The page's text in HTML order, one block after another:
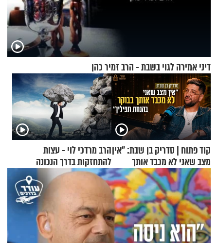
דיני אמירה לגוי בשבת - הרב זמיר כהן
קוד פתוח | סדריק בן שבת: "אין
מצב שאני לא מכבד אותך
בבוקר בהנחת תפילין"
הרב מרדכי לוי - עצות
להתחזקות בדרך הנכונה